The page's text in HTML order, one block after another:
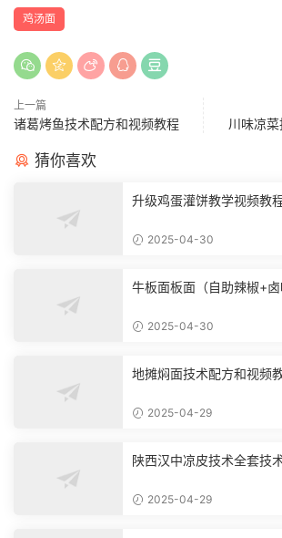
鸡汤面
上一篇
诸葛烤鱼技术配方和视频教程 川味凉
猜你喜欢
升级鸡蛋灌饼教学视频教
2025-04-30
牛板面板面（自助辣椒+
2025-04-30
地摊焖面技术配方和视频
2025-04-29
陕西汉中凉皮技术全套技
2025-04-29